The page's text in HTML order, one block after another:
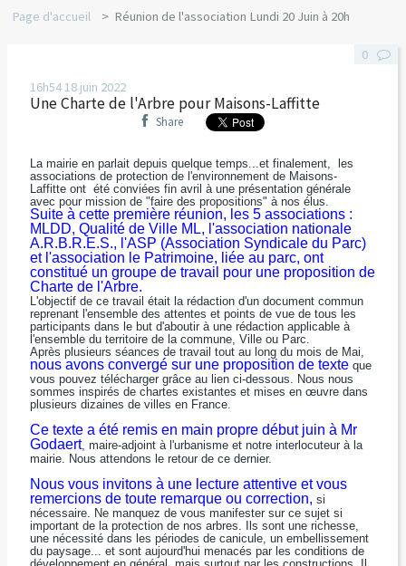
Page d'accueil
Réunion de l'association Lundi 20 Juin à 20h
16h5418 juin 2022
Une Charte de l'Arbre pour Maisons-Laffitte
Share
La mairie en parlait depuis quelque temps...et finalement, les
associations de protection de l'environnement de Maisons-
Laffitte ont été conviées fin avril à une présentation générale
avec pour mission de "faire des propositions" à nos élus.
Suite à cette première réunion, les 5 associations :
MLDD, Qualité de Ville ML, l'association nationale
A.R.B.R.E.S., l'ASP (Association Syndicale du Parc)
et l'association le Patrimoine, liée au parc, ont
constitué un groupe de travail pour une proposition de
Charte de l'Arbre.
L'objectif de ce travail était la rédaction d'un document commun
reprenant l'ensemble des attentes et points de vue de tous les
participants dans le but d'aboutir à une rédaction applicable à
l'ensemble du territoire de la commune, Ville ou Parc.
Après plusieurs séances de travail tout au long du mois de Mai,
nous avons convergé sur une proposition de texte que
vous pouvez télécharger grâce au lien ci-dessous. Nous nous
sommes inspirés de chartes existantes et mises en œuvre dans
plusieurs dizaines de villes en France.
Ce texte a été remis en main propre début juin à Mr
Godaert, maire-adjoint à l'urbanisme et notre interlocuteur à la
mairie. Nous attendons le retour de ce dernier.
Nous vous invitons à une lecture attentive et vous
remercions de toute remarque ou correction, si
nécessaire. Ne manquez de vous manifester sur ce sujet si
important de la protection de nos arbres. Ils sont une richesse,
une nécessité dans les périodes de canicule, un embellissement
du paysage... et sont aujourd'hui menacés par les conditions de
0